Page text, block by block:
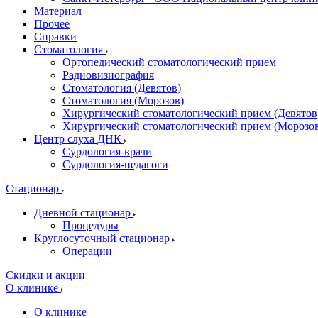
Материал
Прочее
Справки
Стоматология
Ортопедический стоматологический прием
Радиовизиография
Стоматология (Девятов)
Стоматология (Морозов)
Хирургический стоматологический прием
Хирургический стоматологический прием
Центр слуха ДНК
Сурдология-врачи
Сурдология-педагоги
Стационар
Дневной стационар
Процедуры
Круглосуточный стационар
Операции
Скидки и акции
О клинике
О клинике